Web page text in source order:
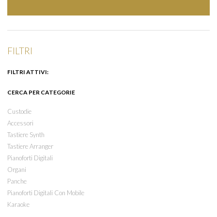
FILTRI
FILTRI ATTIVI:
CERCA PER CATEGORIE
Custodie
Accessori
Tastiere Synth
Tastiere Arranger
Pianoforti Digitali
Organi
Panche
Pianoforti Digitali Con Mobile
Karaoke